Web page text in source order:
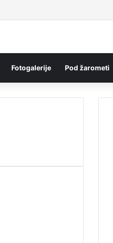
Fotogalerije Pod žarometi